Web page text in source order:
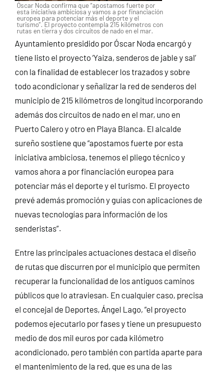
Óscar Noda confirma que “apostamos fuerte por
esta iniciativa ambiciosa y vamos a por financiación
europea para potenciar más el deporte y el
turismo”. El proyecto contempla 215 kilómetros con
rutas en tierra y dos circuitos de nado en el mar.
Ayuntamiento presidido por Óscar Noda encargó y
tiene listo el proyecto ‘Yaiza, senderos de jable y sal’
con la finalidad de establecer los trazados y sobre
todo acondicionar y señalizar la red de senderos del
municipio de 215 kilómetros de longitud incorporando
además dos circuitos de nado en el mar, uno en
Puerto Calero y otro en Playa Blanca. El alcalde
sureño sostiene que “apostamos fuerte por esta
iniciativa ambiciosa, tenemos el pliego técnico y
vamos ahora a por financiación europea para
potenciar más el deporte y el turismo. El proyecto
prevé además promoción y guías con aplicaciones de
nuevas tecnologías para información de los
senderistas”.
Entre las principales actuaciones destaca el diseño
de rutas que discurren por el municipio que permiten
recuperar la funcionalidad de los antiguos caminos
públicos que lo atraviesan. En cualquier caso, precisa
el concejal de Deportes, Ángel Lago, “el proyecto
podemos ejecutarlo por fases y tiene un presupuesto
medio de dos mil euros por cada kilómetro
acondicionado, pero también con partida aparte para
el mantenimiento de la red, que es una de las